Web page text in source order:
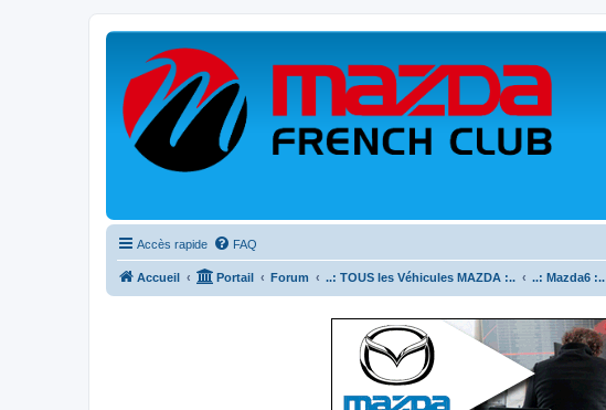
Accès rapide FAQ
Accueil Portail Forum ..: TOUS les Véhicules MAZDA :.. ..: Mazda6 :..